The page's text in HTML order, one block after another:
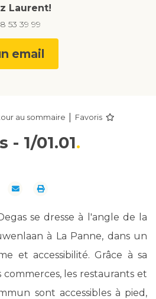
Laurent!
53 39 99
email
au sommaire Favoris
- 1/01.01
se dresse à l'angle de la
à La Panne, dans un
et accessibilité. Grâce à sa
les restaurants et
sont accessibles à pied,